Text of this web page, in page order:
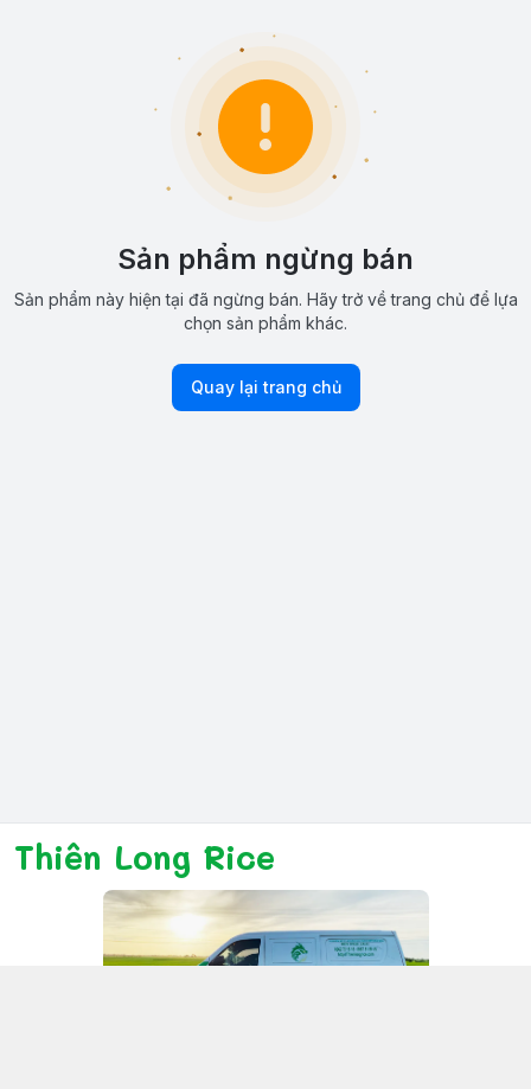
Sản phẩm ngừng bán
Sản phẩm này hiện tại đã ngừng bán. Hãy trở về trang chủ để lựa
chọn sản phẩm khác.
Quay lại trang chủ
Thiên Long Rice